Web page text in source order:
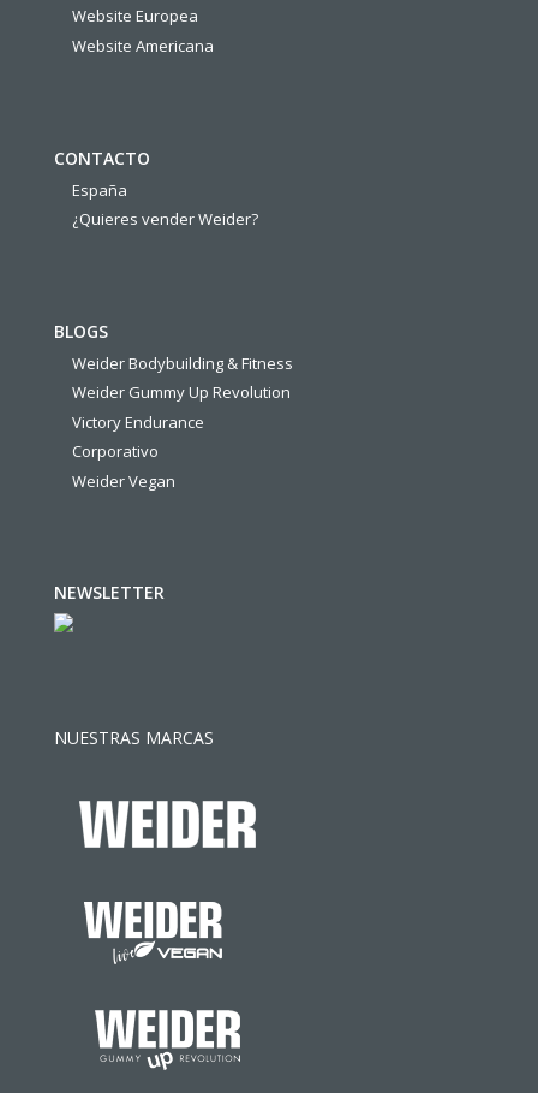
Website Europea
Website Americana
CONTACTO
España
¿Quieres vender Weider?
BLOGS
Weider Bodybuilding & Fitness
Weider Gummy Up Revolution
Victory Endurance
Corporativo
Weider Vegan
NEWSLETTER
NUESTRAS MARCAS